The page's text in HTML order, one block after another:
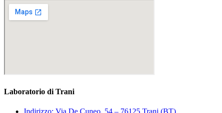
Laboratorio di Trani
Indirizzo: Via De Cuneo, 54 – 76125 Trani (BT)